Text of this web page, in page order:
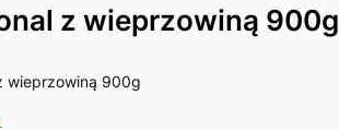
z wieprzowiną 900g
wieprzowiną 900g